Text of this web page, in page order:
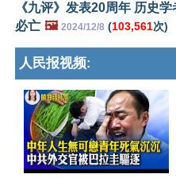
《九评》发表20周年 历史
必亡 🖼️ 2024/12/8 (103,561次)
人民报视频: